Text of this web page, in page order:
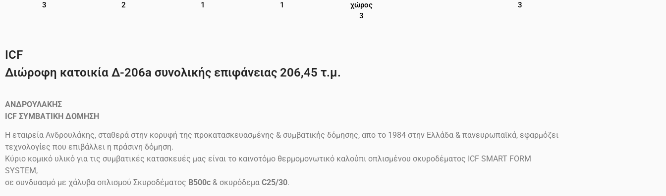
3
2
1
1
χώρος
3
3
ICF
Διώροφη κατοικία Δ-206a συνολικής επιφάνειας 206,45 τ.μ.
ΑΝΔΡΟΥΛΑΚΗΣ
ICF ΣΥΜΒΑΤΙΚΗ ΔΟΜΗΣΗ
Η εταιρεία Ανδρουλάκης, σταθερά στην κορυφή της προκατασκευασμένης & συμβατικής δόμησης, απο το 1984 στην Ελλάδα & πανευρωπαϊκά, εφαρμόζει
τεχνολογίες που επιβάλλει η πράσινη δόμηση.
Κύριο κομικό υλικό για τις συμβατικές κατασκευές μας είναι το καινοτόμο θερμομονωτικό καλούπι οπλισμένου σκυροδέματος ICF SMART FORM
SYSTEM,
σε συνδυασμό με χάλυβα οπλισμού Σκυροδέματος B500c & σκυρόδεμα C25/30.